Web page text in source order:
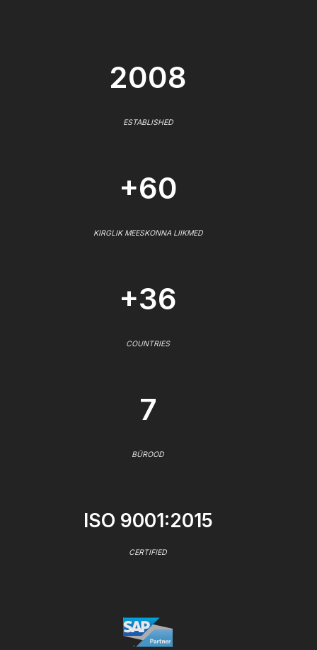
2008
ESTABLISHED
+60
KIRGLIK MEESKONNA LIIKMED
+36
COUNTRIES
7
BÜROOD
ISO 9001:2015
CERTIFIED